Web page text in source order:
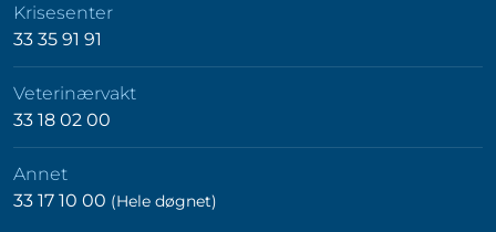
Krisesenter
33 35 91 91
Veterinærvakt
33 18 02 00
Annet
33 17 10 00 (Hele døgnet)